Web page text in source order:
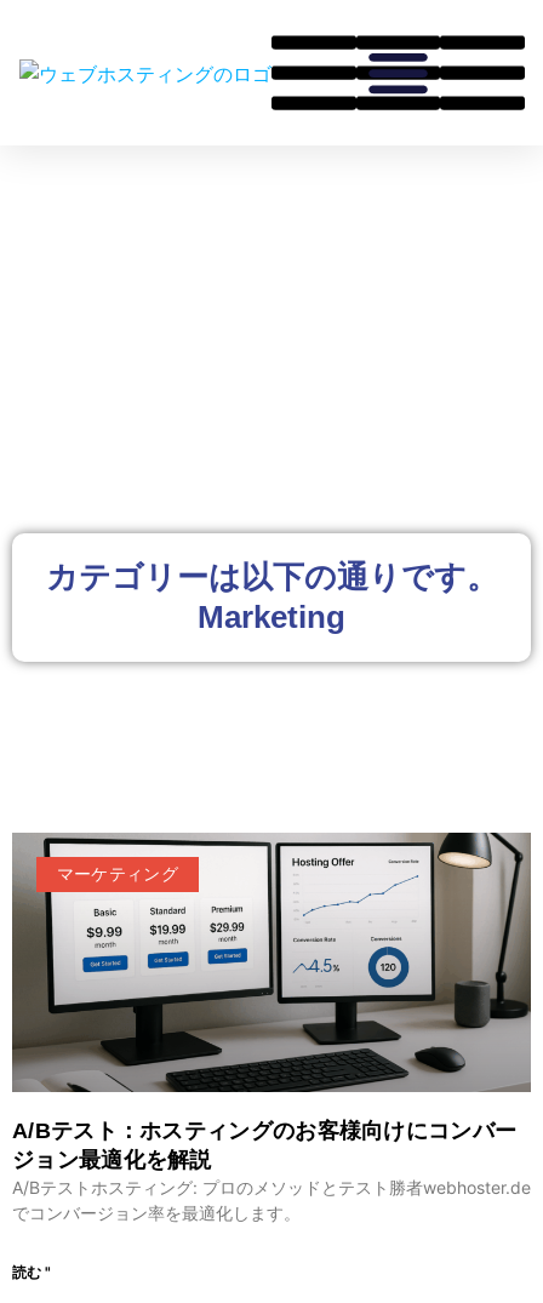
カテゴリーは以下の通りです。
Marketing
マーケティング
A/Bテスト：ホスティングのお客様向けにコンバー
ジョン最適化を解説
A/Bテストホスティング: プロのメソッドとテスト勝者webhoster.de
でコンバージョン率を最適化します。
読む "